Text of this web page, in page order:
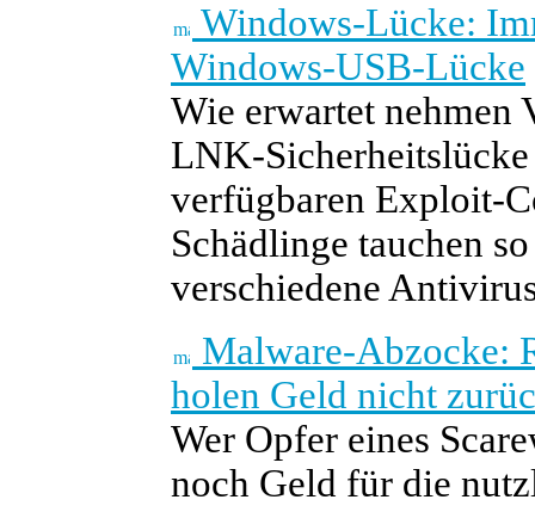
Windows-Lücke:
Windows-USB-Lücke
Wie erwartet nehmen
LNK-
verfügbaren Exploit-
Schädlinge tauchen
verschiedene
Malware-Abzocke:
holen Geld nicht
Wer Opfer eines
noch Geld für die